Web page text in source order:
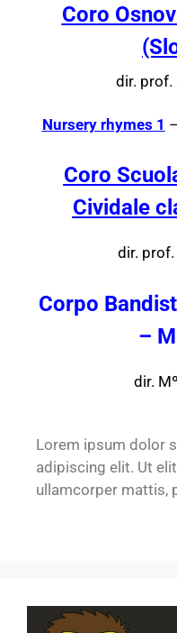
Coro
dir. prof.
Nursery rhymes 1 –
Coro
Cividale
dir.
Corpo
–
dir.
Lorem ipsum dolor
adipiscing elit. Ut
ullamcorper mattis,